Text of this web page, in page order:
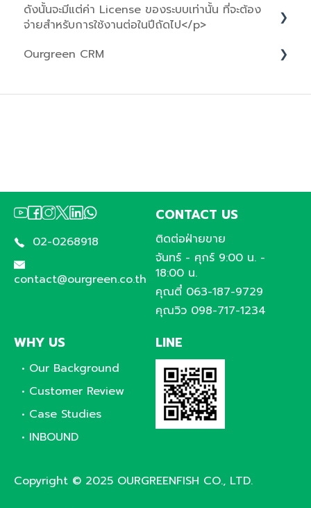
Inbox
ดังนั้นจะมีแต่ค่า License ของระบบเท่านั้น ที่จะต้อง
จ่ายสำหรับการใช้งานต่อในปีถัดไป</p>
Q&A
Ourgreen CRM
02-0268918
contact@ourgreen.co.th
CONTACT US
ติดต่อฝ่ายขาย
จันทร์ - ศุกร์ 9:00 น. -
18:00 น.
คุณตี๋ 063-187-9729
คุณวิว 098-717-1234
WHY US
• Our Background
• Customer Review
• Case Studies
• INBOUND
LINE
Copyright © 2025 OURGREENFISH CO., LTD.